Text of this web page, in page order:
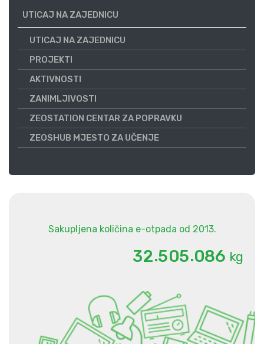
UTICAJ NA ZAJEDNICU
UTICAJ NA ZAJEDNICU
PROJEKTI
AKTIVNOSTI
ZANIMLJIVOSTI
ZEOSTATION CENTAR ZA POPRAVKU
ZEOSHUB MJESTO ZA UČENJE
Sakupljena količina e-otpada od 2013.
32.505.086 kg